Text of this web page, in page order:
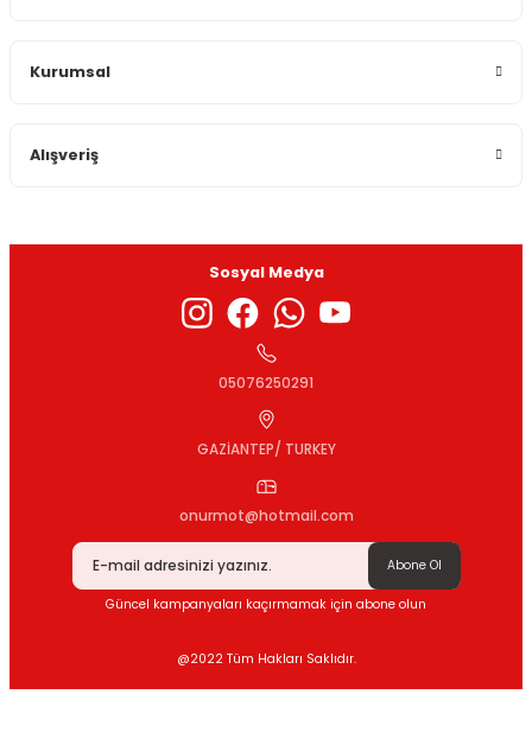
Ürün bilgilerinde hatalar bulunuyor.
Gönder
Kurumsal
Alışveriş
Sosyal Medya
05076250291
GAZİANTEP/ TURKEY
onurmot@hotmail.com
Abone Ol
Güncel kampanyaları kaçırmamak için abone olun
@2022 Tüm Hakları Saklıdır.